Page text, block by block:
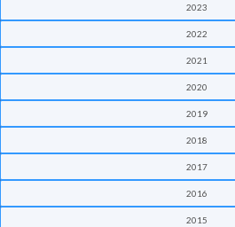
2023
2022
2021
2020
2019
2018
2017
2016
2015